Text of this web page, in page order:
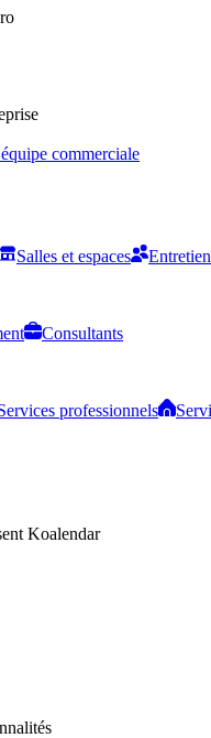
commerciale
Salles et espaces
Consultants
professionnels
Koalendar